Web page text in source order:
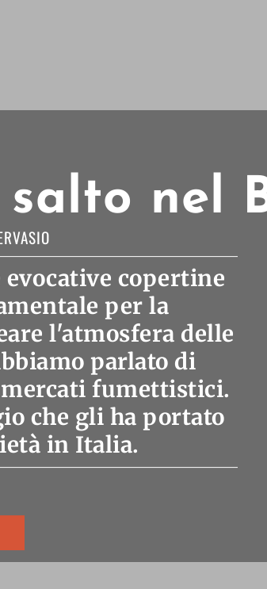
nel
copertine
per la
l'atmosfera delle
parlato di
fumettistici.
che gli ha portato
in Italia.